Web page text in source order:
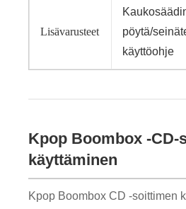
Lisävarusteet
pöytä/
käyttöohje
Kpop Boombox -CD-
käyttäminen
Kpop Boombox CD -soittimen